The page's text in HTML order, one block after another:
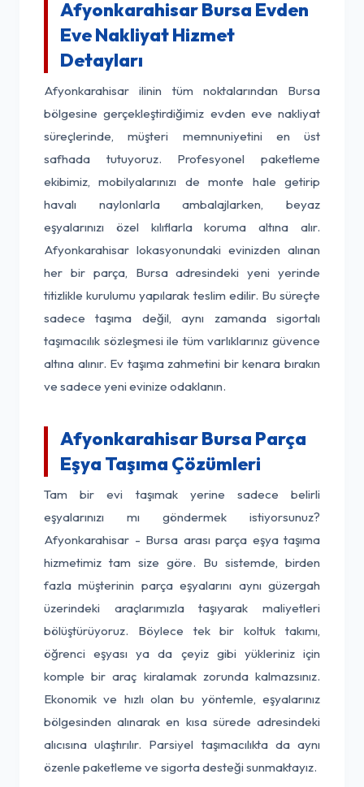
Afyonkarahisar Bursa Evden
Eve Nakliyat Hizmet
Detayları
Afyonkarahisar ilinin tüm noktalarından Bursa
bölgesine gerçekleştirdiğimiz evden eve nakliyat
süreçlerinde, müşteri memnuniyetini en üst
safhada tutuyoruz. Profesyonel paketleme
ekibimiz, mobilyalarınızı de monte hale getirip
havalı naylonlarla ambalajlarken, beyaz
eşyalarınızı özel kılıflarla koruma altına alır.
Afyonkarahisar lokasyonundaki evinizden alınan
her bir parça, Bursa adresindeki yeni yerinde
titizlikle kurulumu yapılarak teslim edilir. Bu süreçte
sadece taşıma değil, aynı zamanda sigortalı
taşımacılık sözleşmesi ile tüm varlıklarınız güvence
altına alınır. Ev taşıma zahmetini bir kenara bırakın
ve sadece yeni evinize odaklanın.
Afyonkarahisar Bursa Parça
Eşya Taşıma Çözümleri
Tam bir evi taşımak yerine sadece belirli
eşyalarınızı mı göndermek istiyorsunuz?
Afyonkarahisar - Bursa arası parça eşya taşıma
hizmetimiz tam size göre. Bu sistemde, birden
fazla müşterinin parça eşyalarını aynı güzergah
üzerindeki araçlarımızla taşıyarak maliyetleri
bölüştürüyoruz. Böylece tek bir koltuk takımı,
öğrenci eşyası ya da çeyiz gibi yükleriniz için
komple bir araç kiralamak zorunda kalmazsınız.
Ekonomik ve hızlı olan bu yöntemle, eşyalarınız
bölgesinden alınarak en kısa sürede adresindeki
alıcısına ulaştırılır. Parsiyel taşımacılıkta da aynı
özenle paketleme ve sigorta desteği sunmaktayız.